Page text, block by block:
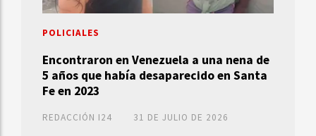
Encontraron en Venezuela a una nena de
5 años que había desaparecido en Santa
Fe en 2023
REDACCIÓN I24
POLICIALES
31 DE JULIO DE 2026